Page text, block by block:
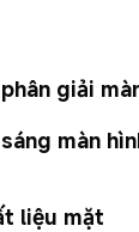
giải
màn
liệu mặt